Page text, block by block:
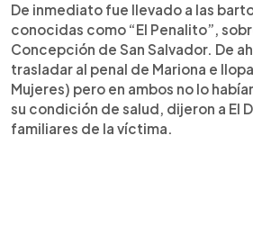
De inmediato fue llevado a las
conocidas como “El Penalito”,
Concepción de San Salvador. De
trasladar al penal de Mariona e
Mujeres) pero en ambos no lo
su condición de salud, dijeron a El
familiares de la víctima.